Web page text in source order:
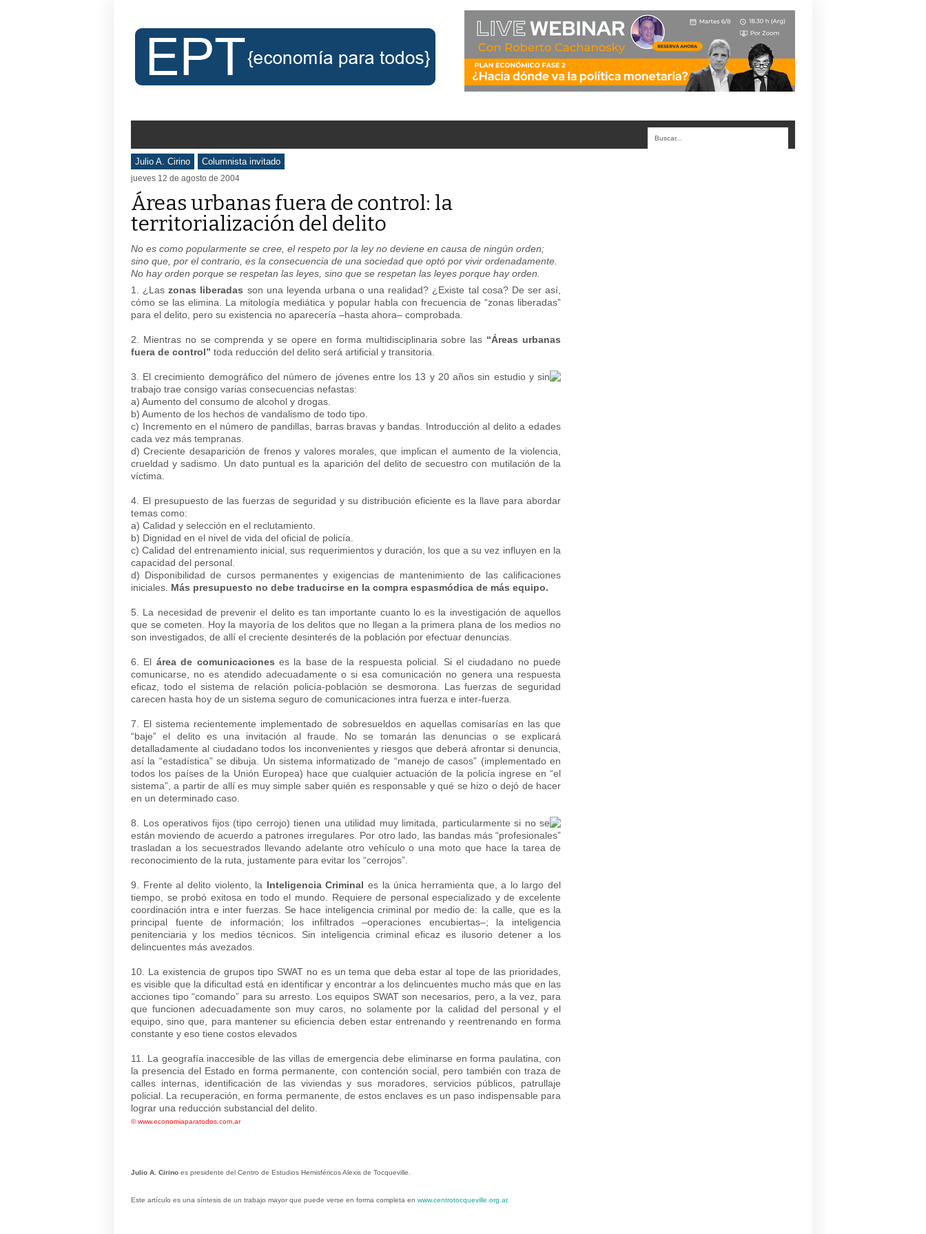
Julio A. Cirino Columnista invitado
jueves 12 de agosto de 2004
Áreas urbanas fuera de control: la
territorialización del delito
No es como popularmente se cree, el respeto por la ley no deviene en causa de ningún orden;
sino que, por el contrario, es la consecuencia de una sociedad que optó por vivir ordenadamente.
No hay orden porque se respetan las leyes, sino que se respetan las leyes porque hay orden.
1. ¿Laszonas liberadas son una leyenda urbana o una realidad? ¿Existe tal cosa? De ser así,
cómo se las elimina. La mitología mediática y popular habla con frecuencia de “zonas liberadas”
para el delito, pero su existencia no aparecería –hasta ahora– comprobada.
2. Mientras no se comprenda y se opere en forma multidisciplinaria sobre las “Áreas urbanas
fuera de control” toda reducción del delito será artificial y transitoria.
3. El crecimiento demográfico del número de jóvenes entre los 13 y 20 años sin estudio y sin
trabajo trae consigo varias consecuencias nefastas:
a) Aumento del consumo de alcohol y drogas.
b) Aumento de los hechos de vandalismo de todo tipo.
c) Incremento en el número de pandillas, barras bravas y bandas. Introducción al delito a edades
cada vez más tempranas.
d) Creciente desaparición de frenos y valores morales, que implican el aumento de la violencia,
crueldad y sadismo. Un dato puntual es la aparición del delito de secuestro con mutilación de la
víctima.
4. El presupuesto de las fuerzas de seguridad y su distribución eficiente es la llave para abordar
temas como:
a) Calidad y selección en el reclutamiento.
b) Dignidad en el nivel de vida del oficial de policía.
c) Calidad del entrenamiento inicial, sus requerimientos y duración, los que a su vez influyen en la
capacidad del personal.
d) Disponibilidad de cursos permanentes y exigencias de mantenimiento de las calificaciones
iniciales. Más presupuesto no debe traducirse en la compra espasmódica de más equipo.
5. La necesidad de prevenir el delito es tan importante cuanto lo es la investigación de aquellos
que se cometen. Hoy la mayoría de los delitos que no llegan a la primera plana de los medios no
son investigados, de allí el creciente desinterés de la población por efectuar denuncias.
6. El área de comunicaciones es la base de la respuesta policial. Si el ciudadano no puede
comunicarse, no es atendido adecuadamente o si esa comunicación no genera una respuesta
eficaz, todo el sistema de relación policía-población se desmorona. Las fuerzas de seguridad
carecen hasta hoy de un sistema seguro de comunicaciones intra fuerza e inter-fuerza.
7. El sistema recientemente implementado de sobresueldos en aquellas comisarías en las que
“baje” el delito es una invitación al fraude. No se tomarán las denuncias o se explicará
detalladamente al ciudadano todos los inconvenientes y riesgos que deberá afrontar si denuncia,
así la “estadística” se dibuja. Un sistema informatizado de “manejo de casos” (implementado en
todos los países de la Unión Europea) hace que cualquier actuación de la policía ingrese en “el
sistema”, a partir de allí es muy simple saber quién es responsable y qué se hizo o dejó de hacer
en un determinado caso.
8. Los operativos fijos (tipo cerrojo) tienen una utilidad muy limitada, particularmente si no se
están moviendo de acuerdo a patrones irregulares. Por otro lado, las bandas más “profesionales”
trasladan a los secuestrados llevando adelante otro vehículo o una moto que hace la tarea de
reconocimiento de la ruta, justamente para evitar los “cerrojos”.
9. Frente al delito violento, la Inteligencia Criminal es la única herramienta que, a lo largo del
tiempo, se probó exitosa en todo el mundo. Requiere de personal especializado y de excelente
coordinación intra e inter fuerzas. Se hace inteligencia criminal por medio de: la calle, que es la
principal fuente de información; los infiltrados –operaciones encubiertas–; la inteligencia
penitenciaria y los medios técnicos. Sin inteligencia criminal eficaz es ilusorio detener a los
delincuentes más avezados.
10. La existencia de grupos tipo SWAT no es un tema que deba estar al tope de las prioridades,
es visible que la dificultad está en identificar y encontrar a los delincuentes mucho más que en las
acciones tipo “comando” para su arresto. Los equipos SWAT son necesarios, pero, a la vez, para
que funcionen adecuadamente son muy caros, no solamente por la calidad del personal y el
equipo, sino que, para mantener su eficiencia deben estar entrenando y reentrenando en forma
constante y eso tiene costos elevados
11. La geografía inaccesible de las villas de emergencia debe eliminarse en forma paulatina, con
la presencia del Estado en forma permanente, con contención social, pero también con traza de
calles internas, identificación de las viviendas y sus moradores, servicios públicos, patrullaje
policial. La recuperación, en forma permanente, de estos enclaves es un paso indispensable para
lograr una reducción substancial del delito.
©www.economiaparatodos.com.ar
Julio A. Cirino es presidente del Centro de Estudios Hemisféricos Alexis de Tocqueville.
Este artículo es una síntesis de un trabajo mayor que puede verse en forma completa en www.centrotocqueville.org.ar.